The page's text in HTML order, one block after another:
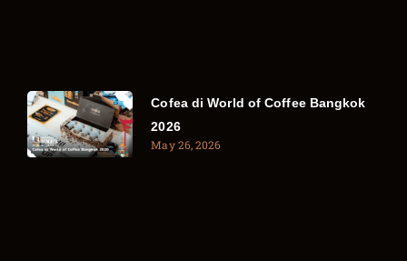
Cofea di World of Coffee Bangkok
2026
May 26, 2026